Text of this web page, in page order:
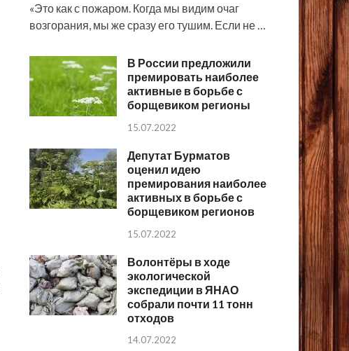
«Это как с пожаром. Когда мы видим очаг
возгорания, мы же сразу его тушим. Если не …
В России предложили
премировать наиболее
активные в борьбе с
борщевиком регионы
15.07.2022
Депутат Бурматов
оценил идею
премирования наиболее
активных в борьбе с
борщевиком регионов
15.07.2022
Волонтёры в ходе
экологической
экспедиции в ЯНАО
собрали почти 11 тонн
отходов
14.07.2022